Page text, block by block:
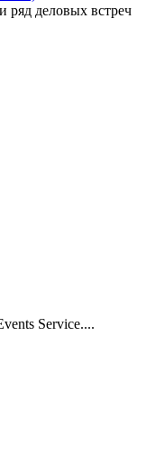
ряд деловых встреч
Service....